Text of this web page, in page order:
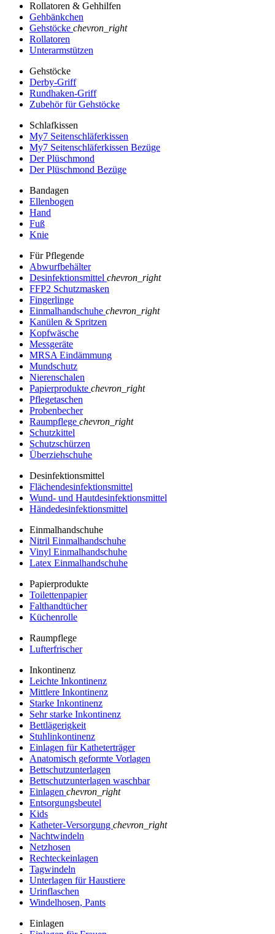
Rollatoren & Gehhilfen
Gehbänkchen
Gehstöcke chevron_right
Rollatoren
Unterarmstützen
Gehstöcke
Derby-Griff
Rundhaken-Griff
Zubehör für Gehstöcke
Schlafkissen
My7 Seitenschläferkissen
My7 Seitenschläferkissen Bezüge
Der Plüschmond
Der Plüschmond Bezüge
Bandagen
Ellenbogen
Hand
Fuß
Knie
Für Pflegende
Abwurfbehälter
Desinfektionsmittel chevron_right
FFP2 Schutzmasken
Fingerlinge
Einmalhandschuhe chevron_right
Kanülen & Spritzen
Kopfwäsche
Messgeräte
MRSA Eindämmung
Mundschutz
Nierenschalen
Papierprodukte chevron_right
Pflegetaschen
Probenbecher
Raumpflege chevron_right
Schutzkittel
Schutzschürzen
Überziehschuhe
Desinfektionsmittel
Flächendesinfektionsmittel
Wund- und Hautdesinfektionsmittel
Händedesinfektionsmittel
Einmalhandschuhe
Nitril Einmalhandschuhe
Vinyl Einmalhandschuhe
Latex Einmalhandschuhe
Papierprodukte
Toilettenpapier
Falthandtücher
Küchenrolle
Raumpflege
Lufterfrischer
Inkontinenz
Leichte Inkontinenz
Mittlere Inkontinenz
Starke Inkontinenz
Sehr starke Inkontinenz
Bettlägerigkeit
Stuhlinkontinenz
Einlagen für Katheterträger
Anatomisch geformte Vorlagen
Bettschutzunterlagen
Bettschutzunterlagen waschbar
Einlagen chevron_right
Entsorgungsbeutel
Kids
Katheter-Versorgung chevron_right
Nachtwindeln
Netzhosen
Rechteckeinlagen
Tagwindeln
Unterlagen für Haustiere
Urinflaschen
Windelhosen, Pants
Einlagen